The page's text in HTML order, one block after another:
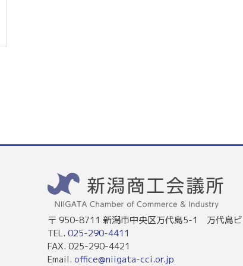
〒 950-8711 新潟市中央区万代島5-1 万代島
TEL. 025-290-4411
FAX. 025-290-4421
Email. office@niigata-cci.or.jp